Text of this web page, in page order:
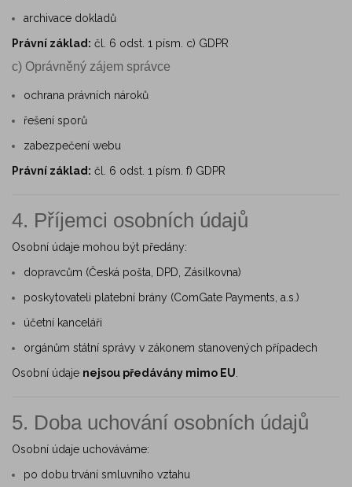
archivace dokladů
Právní základ: čl. 6 odst. 1 písm. c) GDPR
c) Oprávněný zájem správce
ochrana právních nároků
řešení sporů
zabezpečení webu
Právní základ: čl. 6 odst. 1 písm. f) GDPR
4. Příjemci osobních údajů
Osobní údaje mohou být předány:
dopravcům (Česká pošta, DPD, Zásilkovna)
poskytovateli platební brány (ComGate Payments, a.s.)
účetní kanceláři
orgánům státní správy v zákonem stanovených případech
Osobní údaje nejsou předávány mimo EU
5. Doba uchování osobních údajů
Osobní údaje uchováváme:
po dobu trvání smluvního vztahu